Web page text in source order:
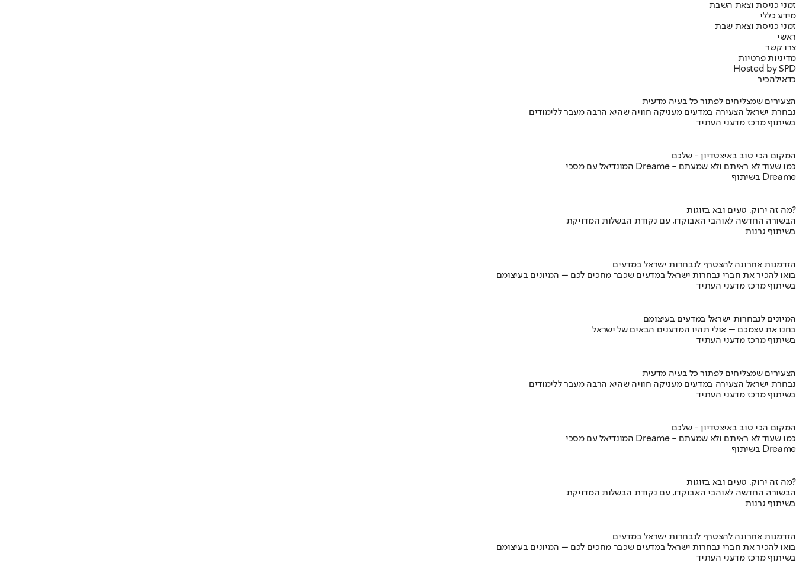
זמני כניסת וצאת השבת
מידע כללי
זמני כניסת וצאת שבת
ראשי
צרו קשר
מדיניות פרטיות
Hosted by SPD
כדאילהכיר
הצעירים שמצליחים לפתור כל בעיה מדעית
נבחרת ישראל הצעירה במדעים מעניקה חוויה שהיא הרבה מעבר ללימודים
בשיתוף מרכז מדעני העתיד
המקום הכי טוב באיצטדיון - שלכם
המונדיאל עם מסכי Dreame - כמו שעוד לא ראיתם ולא שמעתם
בשיתוף Dreame
מה זה ירוק, טעים ובא בזוגות?
הבשורה החדשה לאוהבי האבוקדו, עם נקודת הבשלות המדויקת
בשיתוף גרנות
הזדמנות אחרונה להצטרף לנבחרות ישראל במדעים
בואו להכיר את חברי נבחרות ישראל במדעים שכבר מחכים לכם – המיונים בעיצומם
בשיתוף מרכז מדעני העתיד
המיונים לנבחרות ישראל במדעים בעיצומם
בחנו את עצמכם – אולי תהיו המדענים הבאים של ישראל
בשיתוף מרכז מדעני העתיד
הצעירים שמצליחים לפתור כל בעיה מדעית
נבחרת ישראל הצעירה במדעים מעניקה חוויה שהיא הרבה מעבר ללימודים
בשיתוף מרכז מדעני העתיד
המקום הכי טוב באיצטדיון - שלכם
המונדיאל עם מסכי Dreame - כמו שעוד לא ראיתם ולא שמעתם
בשיתוף Dreame
מה זה ירוק, טעים ובא בזוגות?
הבשורה החדשה לאוהבי האבוקדו, עם נקודת הבשלות המדויקת
בשיתוף גרנות
הזדמנות אחרונה להצטרף לנבחרות ישראל במדעים
בואו להכיר את חברי נבחרות ישראל במדעים שכבר מחכים לכם – המיונים בעיצומם
בשיתוף מרכז מדעני העתיד